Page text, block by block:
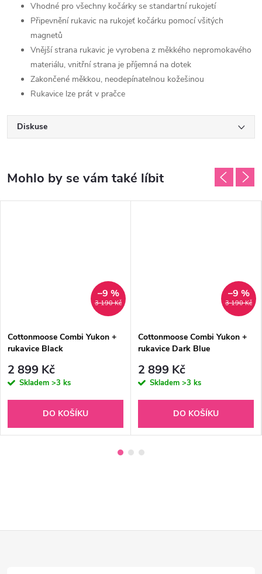
Vhodné pro všechny kočárky se standartní rukojetí
Připevnění rukavic na rukojeť kočárku pomocí všitých
magnetů
Vnější strana rukavic je vyrobena z měkkého nepromokavého
materiálu, vnitřní strana je příjemná na dotek
Zakončené měkkou, neodepínatelnou kožešinou
Rukavice lze prát v pračce
Diskuse
3 190 Kč
–9 %
Cottonmoose Combi Yukon +
rukavice Black
2 899 Kč
Skladem >3 ks
DO KOŠÍKU
3 190 Kč
–9 %
Cottonmoose Combi Yukon +
rukavice Dark Blue
2 899 Kč
Skladem >3 ks
DO KOŠÍKU